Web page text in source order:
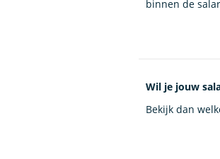
binnen de
Wil je jouw
Bekijk dan